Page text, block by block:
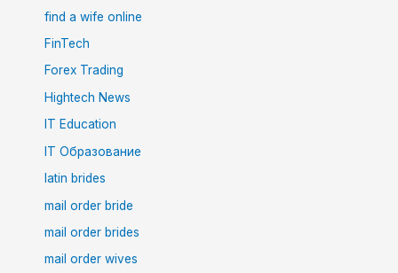
find a wife online
FinTech
Forex Trading
Hightech News
IT Education
IT Образование
latin brides
mail order bride
mail order brides
mail order wives